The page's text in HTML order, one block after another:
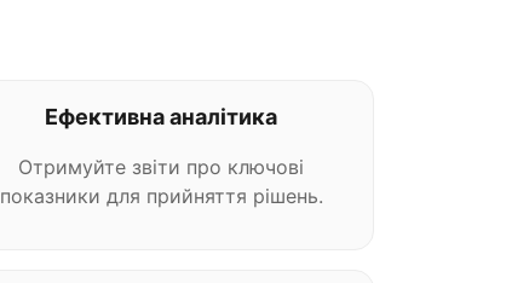
Ефективна аналітика
Отримуйте звіти про ключові
показники для прийняття рішень.